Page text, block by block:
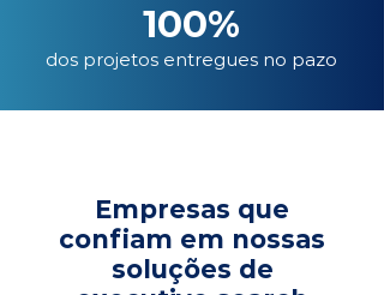
100%
dos projetos entregues no pazo
Empresas que
confiam em nossas
soluções de